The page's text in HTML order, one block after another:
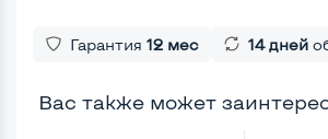
Гарантия 12 мес 14 дней
Вас также может